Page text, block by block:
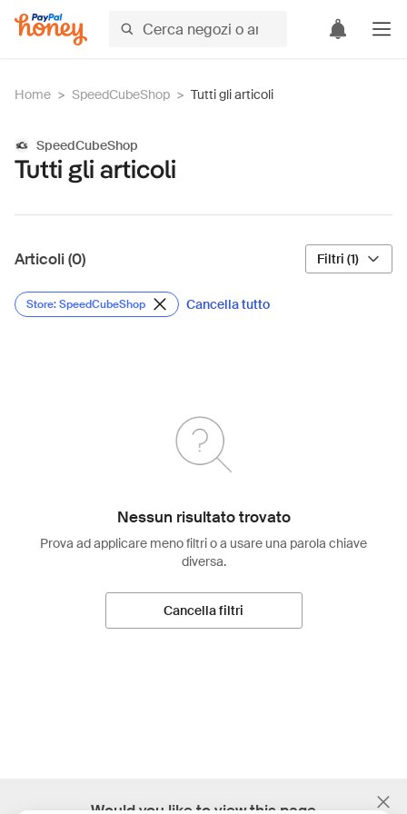
Home > SpeedCubeShop > Tutti gli articoli
SpeedCubeShop
Tutti gli articoli
Articoli (0) Filtri (1)
Store: SpeedCubeShop Cancella tutto
Nessun risultato trovato
Prova ad applicare meno filtri o a usare una parola chiave
diversa.
Cancella filtri